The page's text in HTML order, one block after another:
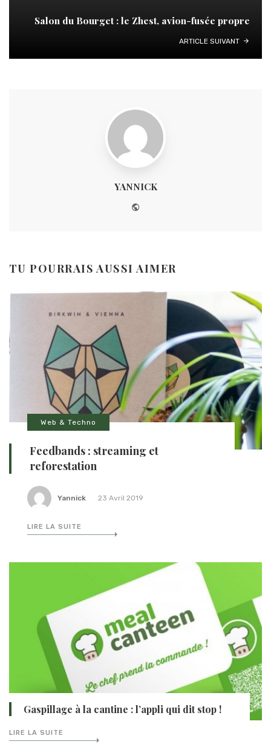
Salon du Bourget : le Zhest, avion-fusée propre
ARTICLE SUIVANT
YANNICK
TU POURRAIS AUSSI AIMER
Web & Techno
Feedbands : streaming et
reforestation
Yannick 23 Avril 2019
LIRE LA SUITE
Gaspillage à la cantine : l’appli qui dit stop !
LIRE LA SUITE